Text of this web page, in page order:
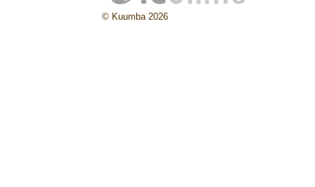
© Kuumba 2026